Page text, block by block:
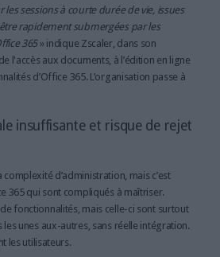
sessions à courte durée de vie, issues
rapidement submergées par les
365» indique Zscaler, dans son
l'accès aux documents, à l’édition en ligne
d’Office 365. L’organisation passe à
insuffisante et risque de rejet
d’administration, mais c’est
365 qui sont compliqués à maîtriser.
fonctionnalités, mais celle-ci sont surtout
unes aux-autres, sans réelle intégration.
les utilisateurs.